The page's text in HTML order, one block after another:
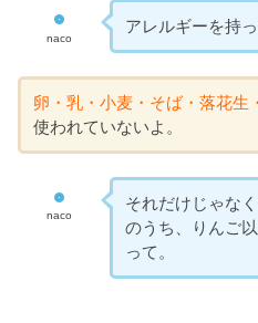
naco
アレルギーを持
卵・乳・小麦・そば・落花生
使われていないよ。
naco
それだけじゃな
のうち、りんご
って。